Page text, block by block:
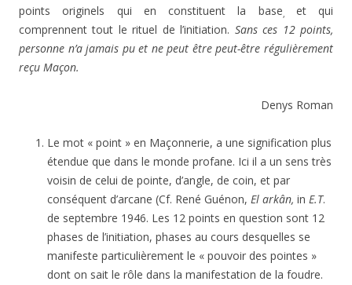
points originels qui en constituent la base, et qui
comprennent tout le rituel de l’initiation. Sans ces 12 points,
personne n’a jamais pu et ne peut être peut-être régulièrement
reçu Maçon.
Denys Roman
Le mot « point » en Maçonnerie, a une signification plus
étendue que dans le monde profane. Ici il a un sens très
voisin de celui de pointe, d’angle, de coin, et par
conséquent d’arcane (Cf. René Guénon, El arkân, in E.T.
de septembre 1946. Les 12 points en question sont 12
phases de l’initiation, phases au cours desquelles se
manifeste particulièrement le « pouvoir des pointes »
dont on sait le rôle dans la manifestation de la foudre.